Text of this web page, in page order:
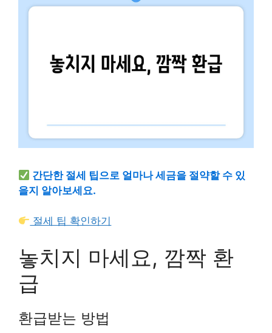
간단한 절세 팁으로 얼마나 세금을 절약할 수 있
을지 알아보세요.
절세 팁 확인하기
놓치지 마세요, 깜짝 환
급
환급받는 방법